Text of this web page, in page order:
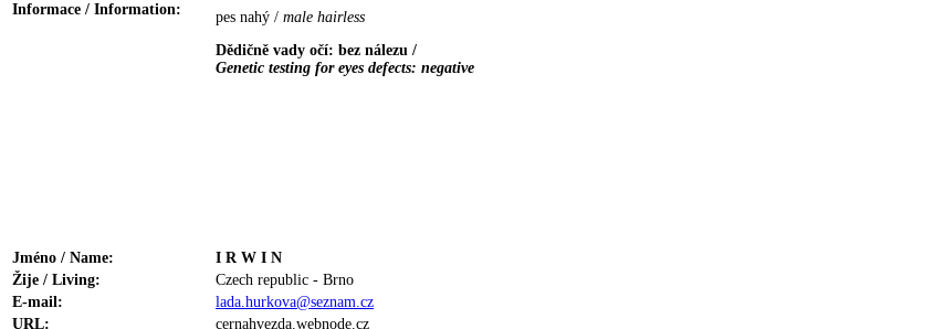
Informace / Information:
pes nahý / male hairless
Dědičně vady očí: bez nálezu /
Genetic testing for eyes defects: negative
Jméno / Name:
I R W I N
Žije / Living:
Czech republic - Brno
E-mail:
lada.hurkova@seznam.cz
URL:
cernahvezda.webnode.cz